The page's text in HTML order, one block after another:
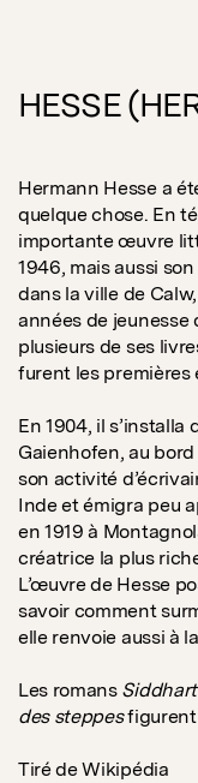
HESSE
Hermann Hesse a
quelque chose. En
importante œuvre
1946, mais aussi
dans la ville de
années de
plusieurs de ses
furent les premières
En 1904, il
Gaienhofen, au
son activité
Inde et émigra peu
en 1919 à
créatrice la plus
L’œuvre de Hesse
savoir comment
elle renvoie aussi à
Les romans
des steppesfigurent
Tiré de Wikipédia